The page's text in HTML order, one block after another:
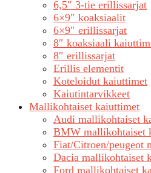
6,5″ 3-tie erillissarjat
6×9″ koaksiaalit
6×9″ erillissarjat
8″ koaksiaali
8″ erillissarjat
Erillis elementit
Koteloidut kaiuttimet
Kaiutintarvikkeet
Mallikohtaiset kaiuttimet
Audi mallikohtaiset
BMW mallikohtaiset
Fiat/Citroen/peugeot
Dacia mallikohtaiset
Ford mallikohtaiset